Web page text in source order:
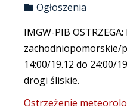
Ogłoszenia
IMGW-PIB
zachodniopomorskie/
14:00/19.12 do 24:00/
drogi śliskie.
Ostrzeżenie